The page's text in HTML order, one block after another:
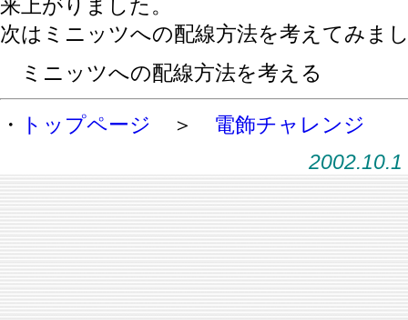
来上がりました。
次はミニッツへの配線方法を考えてみま
ミニッツへの配線方法を考える
・ トップページ ＞ 電飾チャレンジ
2002.10.1